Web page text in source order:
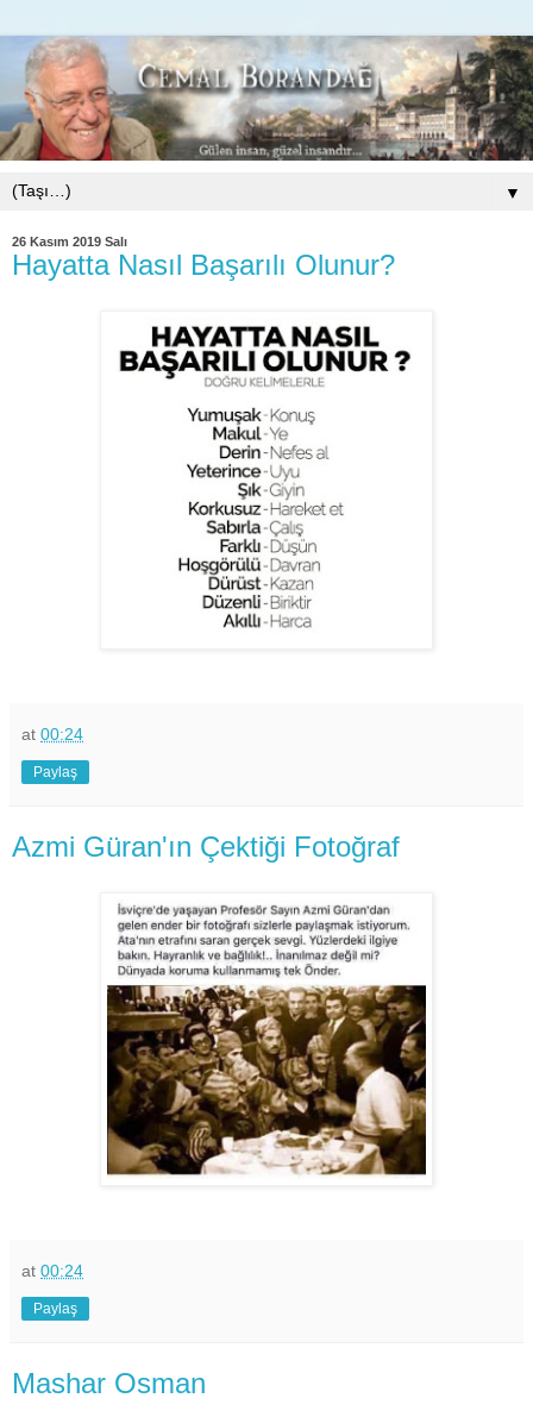
▼
26 Kasım 2019 Salı
Hayatta Nasıl Başarılı Olunur?
at 00:24
Paylaş
Azmi Güran'ın Çektiği Fotoğraf
at 00:24
Paylaş
Mashar Osman